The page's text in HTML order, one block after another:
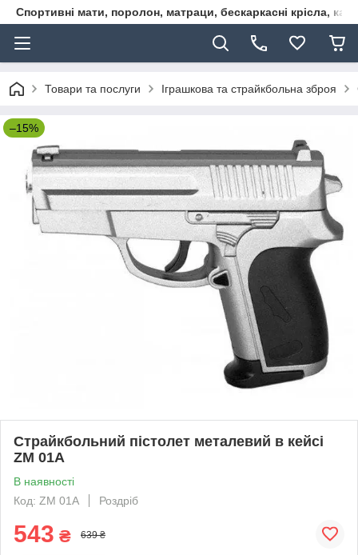
Спортивні мати, поролон, матраци, бескаркасні крісла,
Товари та послуги Іграшкова та страйкбольна зброя
–15%
Страйкбольний пістолет металевий в кейсі
ZM 01А
В наявності
Код: ZM 01A
Роздріб
543 ₴ 639 ₴